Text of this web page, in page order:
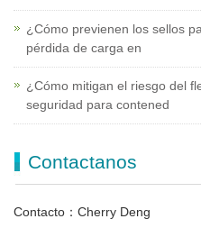
¿Cómo previenen los sellos
pérdida de carga en
¿Cómo mitigan el riesgo del
seguridad para contened
Contactanos
Contacto：Cherry Deng